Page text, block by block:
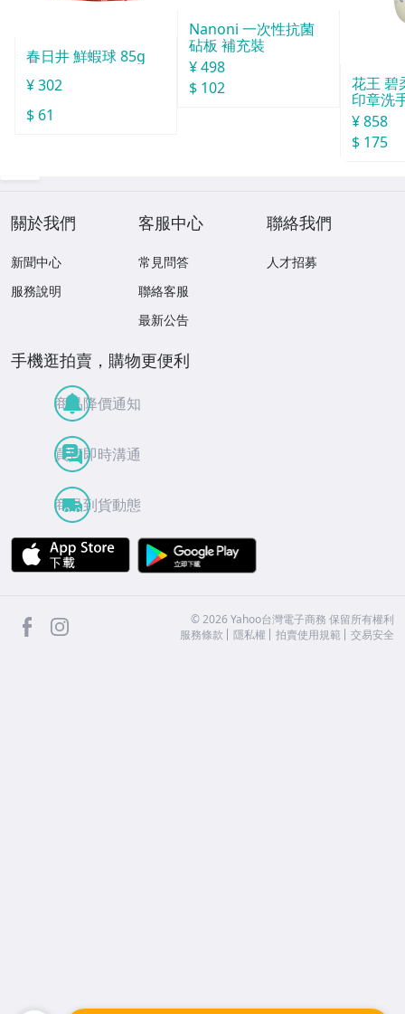
春日井 鮮蝦球 85g
¥ 302
$ 61
Nanoni 一次性抗菌
砧板 補充裝
¥ 498
$ 102
花王 碧
印章洗
0ml
¥ 858
$ 175
關於我們
新聞中心
服務說明
客服中心
常見問答
聯絡客服
最新公告
聯絡我們
人才招募
手機逛拍賣，購物更便利
商品降價通知
買賣即時溝通
商品到貨動態
APP Store
facebook ©2026 Yahoo台灣電子商務 保留所有權利
服務條款
隱私權 拍賣使用規範 交易安全